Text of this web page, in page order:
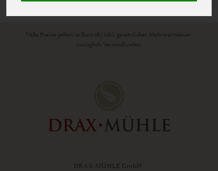
*Alle Preise gelten in Euro (€) inkl. gesetzlicher Mehrwertsteuer,
zuzüglich Versandkosten.
DRAX-MÜHLE GmbH